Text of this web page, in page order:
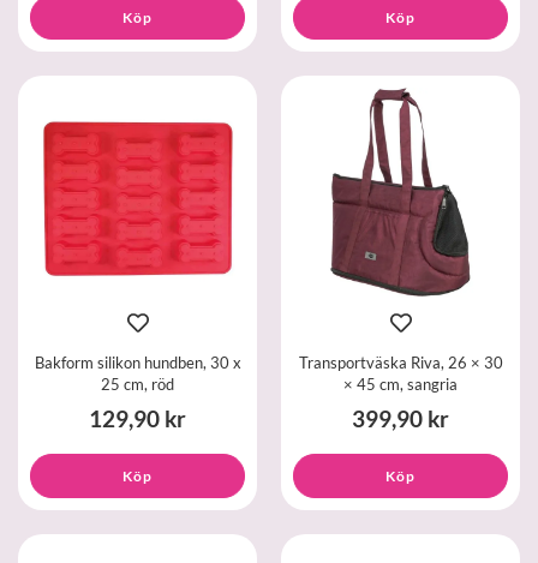
Köp Köp
Bakform silikon hundben, 30 x
25 cm, röd
129,90 kr
Köp
Transportväska Riva, 26 × 30
× 45 cm, sangria
399,90 kr
Köp